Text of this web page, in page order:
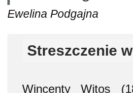
Ewelina Podgajna
Streszczenie
Wincenty Witos